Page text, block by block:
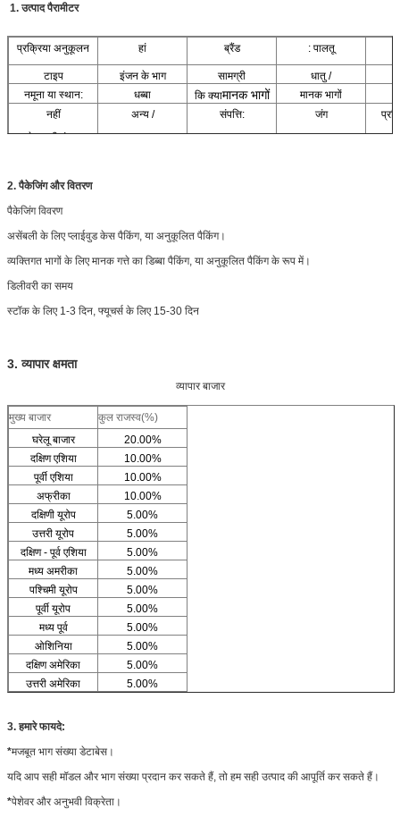
1. उत्पाद पैरामीटर
प्रक्रिया अनुकूलन हां ब्रैंड : पालतू
टाइप इंजन के भाग सामग्री धातु /
नमूना या स्थान:
धब्बा कि क्यामानक भागों मानक भागों
नहीं
आवेदन की गुंजाइश
अन्य / संपत्ति: जंग
2. पैकेजिंग और वितरण
पैकेजिंग विवरण
असेंबली के लिए प्लाईवुड केस पैकिंग, या अनुकूलित पैकिंग।
व्यक्तिगत भागों के लिए मानक गत्ते का डिब्बा पैकिंग, या अनुकूलित पैकिंग के रूप में।
डिलीवरी का समय
स्टॉक के लिए 1-3 दिन, फ्यूचर्स के लिए 15-30 दिन
3. व्यापार क्षमता
व्यापार बाजार
मुख्य बाजार
कुल राजस्व(%)
घरेलू बाजार
20.00%
दक्षिण एशिया
10.00%
पूर्वी एशिया
10.00%
अफ्रीका
10.00%
दक्षिणी यूरोप
5.00%
उत्तरी यूरोप
5.00%
दक्षिण - पूर्व एशिया
5.00%
मध्य अमरीका
5.00%
पश्चिमी यूरोप
5.00%
पूर्वी यूरोप
5.00%
मध्य पूर्व
5.00%
ओशिनिया
5.00%
दक्षिण अमेरिका
5.00%
उत्तरी अमेरिका
5.00%
3. हमारे फायदे:
*मजबूत भाग संख्या डेटाबेस।
यदि आप सही मॉडल और भाग संख्या प्रदान कर सकते हैं, तो हम सही उत्पाद की आपूर्ति कर सकते हैं।
*पेशेवर और अनुभवी विक्रेता।